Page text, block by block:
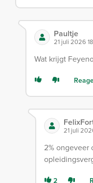
Paultje
21 juli 2026
Wat krijgt
21 juli
2% ongeveer
2